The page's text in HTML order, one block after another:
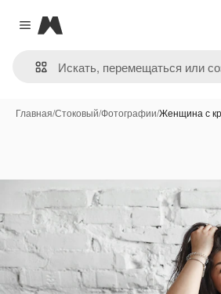
Close menu
Magnific
Главная/Стоковый/Фотографии/Женщина с